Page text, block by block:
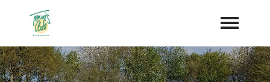
Home